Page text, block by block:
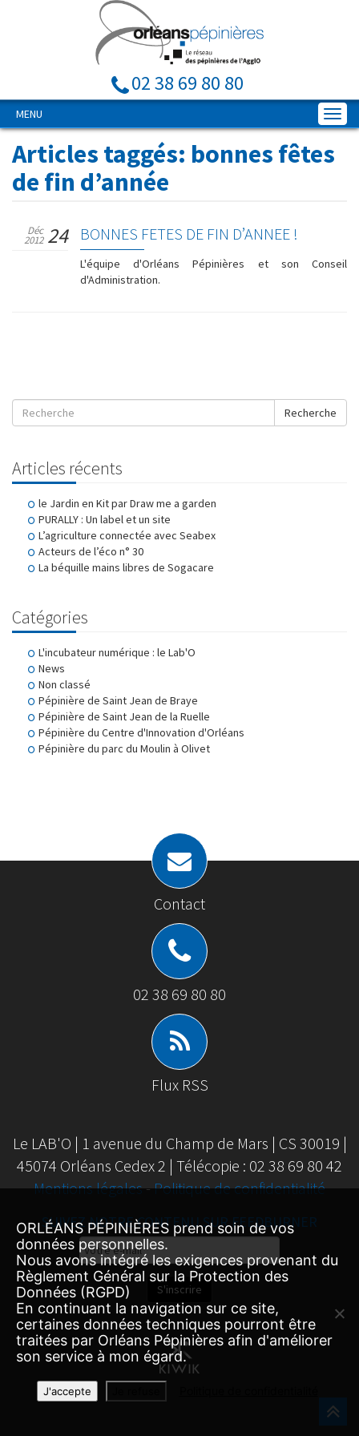
02 38 69 80 80
MENU
Articles taggés: bonnes fêtes
de fin d’année
BONNES FETES DE FIN D’ANNEE !
Déc
2012 24
L'équipe d'Orléans Pépinières et son Conseil
d'Administration.
Recherche
Articles récents
le Jardin en Kit par Draw me a garden
PURALLY : Un label et un site
L’agriculture connectée avec Seabex
Acteurs de l’éco n° 30
La béquille mains libres de Sogacare
Catégories
L'incubateur numérique : le Lab'O
News
Non classé
Pépinière de Saint Jean de Braye
Pépinière de Saint Jean de la Ruelle
Pépinière du Centre d'Innovation d'Orléans
Pépinière du parc du Moulin à Olivet
Contact
02 38 69 80 80
Flux RSS
Le LAB'O | 1 avenue du Champ de Mars | CS 30019 |
45074 Orléans Cedex 2 | Télécopie : 02 38 69 80 42
Mentions légales-Politique de confidentialité
SUIVEZ NOTRE CONTENU SUR FEEDBURNER
Email
Subscription
S'inscrire
ORLÉANS PÉPINIÈRES prend soin de vos
données personnelles.
Nous avons intégré les exigences provenant du
Règlement Général sur la Protection des
Données (RGPD)
En continuant la navigation sur ce site,
certaines données techniques pourront être
traitées par Orléans Pépinières afin d'améliorer
son service à mon égard.
J'accepte